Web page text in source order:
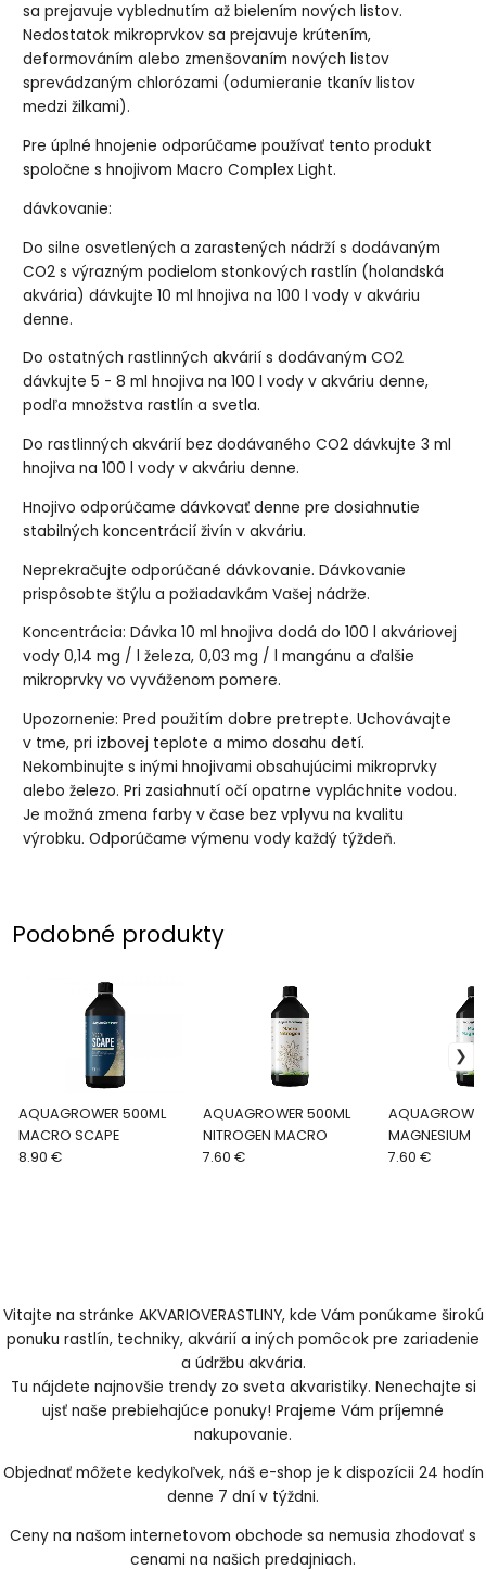
sa prejavuje vyblednutím až bielením nových listov.
Nedostatok mikroprvkov sa prejavuje krútením,
deformováním alebo zmenšovaním nových listov
sprevádzaným chlorózami (odumieranie tkanív listov
medzi žilkami).
Pre úplné hnojenie odporúčame používať tento produkt
spoločne s hnojivom Macro Complex Light.
dávkovanie:
Do silne osvetlených a zarastených nádrží s dodávaným
CO2 s výrazným podielom stonkových rastlín (holandská
akvária) dávkujte 10 ml hnojiva na 100 l vody v akváriu
denne.
Do ostatných rastlinných akvárií s dodávaným CO2
dávkujte 5 - 8 ml hnojiva na 100 l vody v akváriu denne,
podľa množstva rastlín a svetla.
Do rastlinných akvárií bez dodávaného CO2 dávkujte 3 ml
hnojiva na 100 l vody v akváriu denne.
Hnojivo odporúčame dávkovať denne pre dosiahnutie
stabilných koncentrácií živín v akváriu.
Neprekračujte odporúčané dávkovanie. Dávkovanie
prispôsobte štýlu a požiadavkám Vašej nádrže.
Koncentrácia: Dávka 10 ml hnojiva dodá do 100 l akváriovej
vody 0,14 mg / l železa, 0,03 mg / l mangánu a ďalšie
mikroprvky vo vyváženom pomere.
Upozornenie: Pred použitím dobre pretrepte. Uchovávajte
v tme, pri izbovej teplote a mimo dosahu detí.
Nekombinujte s inými hnojivami obsahujúcimi mikroprvky
alebo železo. Pri zasiahnutí očí opatrne vypláchnite vodou.
Je možná zmena farby v čase bez vplyvu na kvalitu
výrobku. Odporúčame výmenu vody každý týždeň.
Podobné produkty
AQUAGROWER 500ML
MACRO SCAPE
8.90 €
AQUAGROWER 500ML
NITROGEN MACRO
7.60 €
MAGNESIUM
7.60 €
Vitajte na stránke AKVARIOVERASTLINY, kde Vám ponúkame širokú
ponuku rastlín, techniky, akvárií a iných pomôcok pre zariadenie
a údržbu akvária.
Tu nájdete najnovšie trendy zo sveta akvaristiky. Nenechajte si
ujsť naše prebiehajúce ponuky! Prajeme Vám príjemné
nakupovanie.
Objednať môžete kedykoľvek, náš e-shop je k dispozícii 24 hodín
denne 7 dní v týždni.
Ceny na našom internetovom obchode sa nemusia zhodovať s
cenami na našich predajniach.